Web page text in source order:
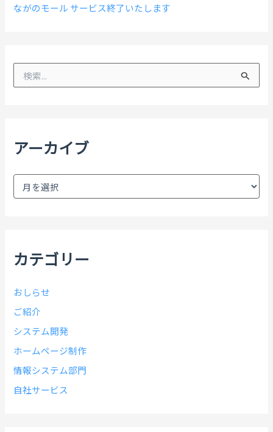
ながのモール サービス終了いたします
アーカイブ
ア
カテゴリー
おしらせ
ご紹介
システム開発
ホームページ制作
情報システム部門
自社サービス